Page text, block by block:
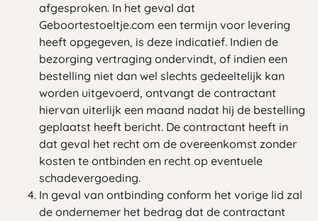
afgesproken. In het geval dat
Geboortestoeltje.com een termijn voor levering
heeft opgegeven, is deze indicatief. Indien de
bezorging vertraging ondervindt, of indien een
bestelling niet dan wel slechts gedeeltelijk kan
worden uitgevoerd, ontvangt de contractant
hiervan uiterlijk een maand nadat hij de bestelling
geplaatst heeft bericht. De contractant heeft in
dat geval het recht om de overeenkomst zonder
kosten te ontbinden en recht op eventuele
schadevergoeding.
In geval van ontbinding conform het vorige lid zal
de ondernemer het bedrag dat de contractant